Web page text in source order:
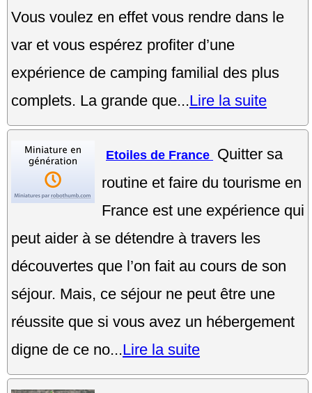
Vous voulez en effet vous rendre dans le
var et vous espérez profiter d’une
expérience de camping familial des plus
complets. La grande que...Lire la suite
Etoiles de France Quitter sa
routine et faire du tourisme en
France est une expérience qui
peut aider à se détendre à travers les
découvertes que l’on fait au cours de son
séjour. Mais, ce séjour ne peut être une
réussite que si vous avez un hébergement
digne de ce no...Lire la suite